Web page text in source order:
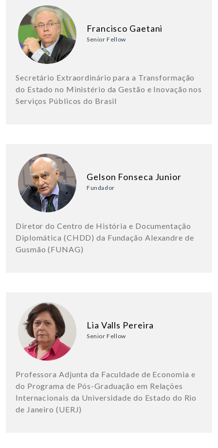
Francisco Gaetani
Senior Fellow
Secretário Extraordinário para a Transformação
do Estado no Ministério da Gestão e Inovação nos
Serviços Públicos do Brasil
Gelson Fonseca Junior
Fundador
Diretor do Centro de História e Documentação
Diplomática (CHDD) da Fundação Alexandre de
Gusmão (FUNAG)
Lia Valls Pereira
Senior Fellow
Professora Adjunta da Faculdade de Economia e
do Programa de Pós-Graduação em Relações
Internacionais da Universidade do Estado do Rio
de Janeiro (UERJ)